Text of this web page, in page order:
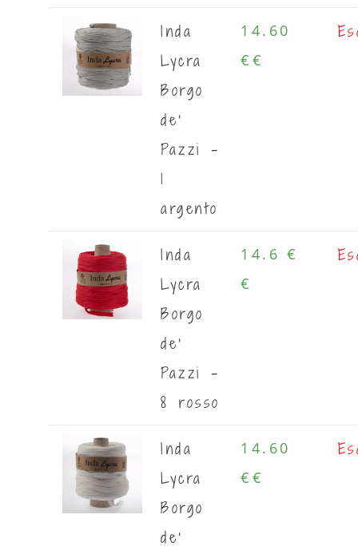
Inda
Lycra
Borgo
de'
Pazzi -
1
argento
14.60
€ €
Inda
Lycra
Borgo
de'
Pazzi -
8 rosso
14.6 €
€
Inda
Lycra
Borgo
de'
14.60
€ €